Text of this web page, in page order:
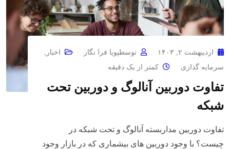
اردیبهشت ۲, ۱۴۰۳ توسطپویا فرا نگار اخبار ,
سرمایه گذاری
کمتر از یک دقیقه
تفاوت دوربین آنالوگ و دوربین تحت
شبکه
تفاوت دوربین مداربسته آنالوگ و تحت شبکه در
چیست؟ با وجود دوربین های بیشماری که در بازار وجود